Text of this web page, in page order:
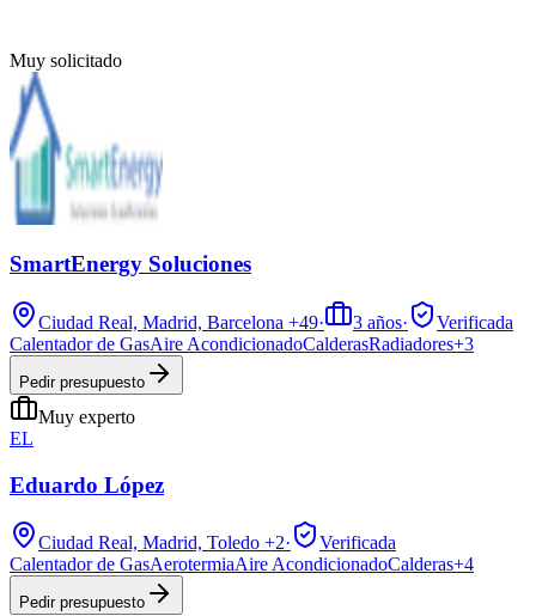
Muy solicitado
SmartEnergy Soluciones
Ciudad Real, Madrid, Barcelona +49· 3 años·
Verificada
Calentador de GasAire AcondicionadoCalderasRadiadores+3
Pedir presupuesto
Muy experto
EL
Eduardo López
Ciudad Real, Madrid, Toledo +2·
Verificada
Calentador de GasAerotermiaAire AcondicionadoCalderas+4
Pedir presupuesto